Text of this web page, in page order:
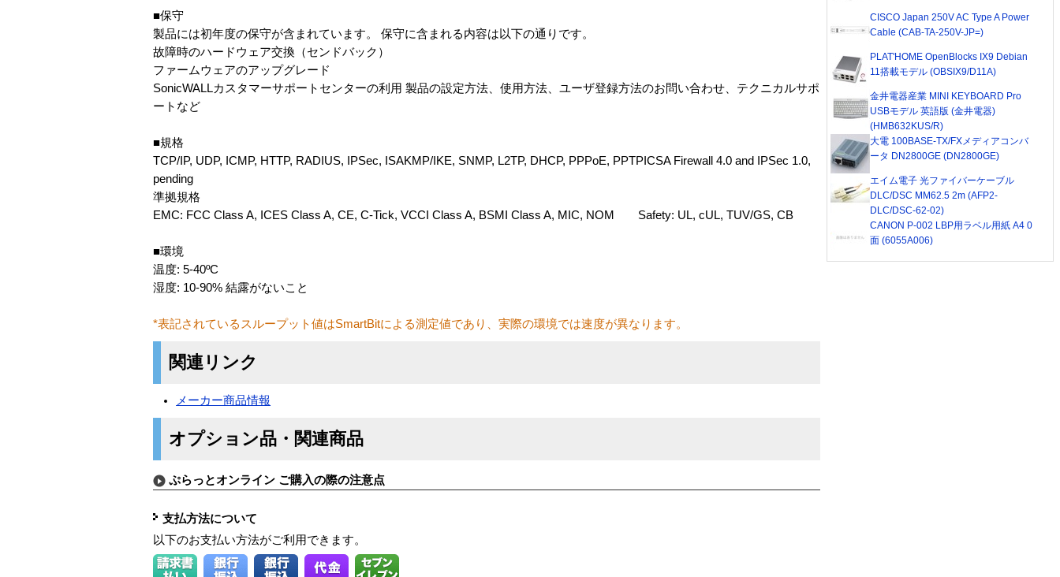
■保守
製品には初年度の保守が含まれています。 保守に含まれる内容は以下の通りです。
故障時のハードウェア交換（センドバック）
ファームウェアのアップグレード
SonicWALLカスタマーサポートセンターの利用 製品の設定方法、使用方法、ユーザ登録方法のお問い合わせ、テクニカルサポ
ートなど
■規格
TCP/IP, UDP, ICMP, HTTP, RADIUS, IPSec, ISAKMP/IKE, SNMP, L2TP, DHCP, PPPoE, PPTPICSA Firewall 4.0 and IPSec 1.0,
pending
準拠規格
EMC: FCC Class A, ICES Class A, CE, C-Tick, VCCI Class A, BSMI Class A, MIC, NOM Safety: UL, cUL, TUV/GS, CB
■環境
温度: 5-40ºC
湿度: 10-90% 結露がないこと
*表記されているスループット値はSmartBitによる測定値であり、実際の環境では速度が異なります。
関連リンク
メーカー商品情報
オプション品・関連商品
ぷらっとオンライン ご購入の際の注意点
支払方法について
以下のお支払い方法がご利用できます。
CISCO Japan 250V AC Type A Power
Cable (CAB-TA-250V-JP=)
PLAT'HOME OpenBlocks IX9 Debian
11搭載モデル (OBSIX9/D11A)
金井電器産業 MINI KEYBOARD Pro
USBモデル 英語版 (金井電器)
(HMB632KUS/R)
大電 100BASE-TX/FXメディアコンバ
ータ DN2800GE (DN2800GE)
エイム電子 光ファイバーケーブル
DLC/DSC MM62.5 2m (AFP2-
DLC/DSC-62-02)
CANON P-002 LBP用ラベル用紙 A4 0
面 (6055A006)